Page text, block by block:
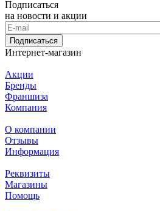
Подписаться
на новости и акции
Подписаться
Интернет-магазин
Акции
Бренды
Франшиза
Компания
О компании
Отзывы
Информация
Реквизиты
Магазины
Помощь